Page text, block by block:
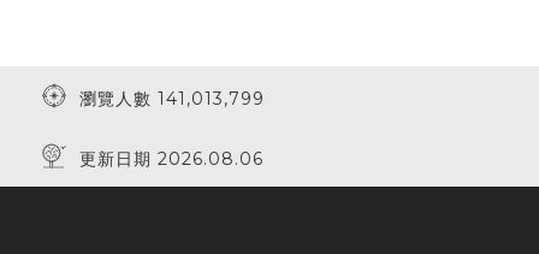
瀏覽人數 141,013,799
更新日期 2026.08.06